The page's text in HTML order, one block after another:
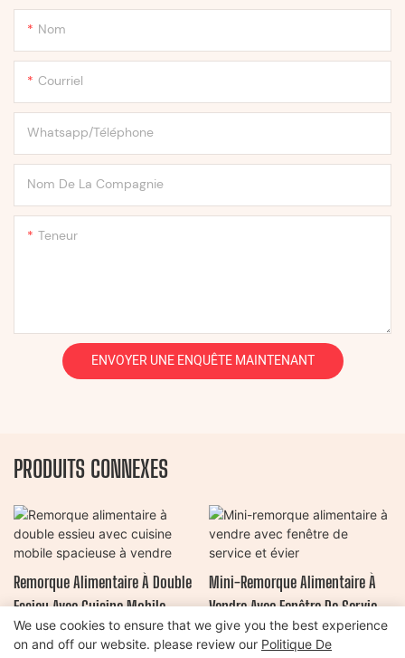
Nom
Courriel
Whatsapp/Téléphone
Nom De La Compagnie
Teneur
ENVOYER UNE ENQUÊTE MAINTENANT
PRODUITS CONNEXES
Remorque Alimentaire À Double
Essieu Avec Cuisine Mobile
Spacieuse À Vendre
Mini-Remorque Alimentaire À
Vendre Avec Fenêtre De Service
Et Évier
We use cookies to ensure that we give you the best experience
on and off our website. please review our Politique De